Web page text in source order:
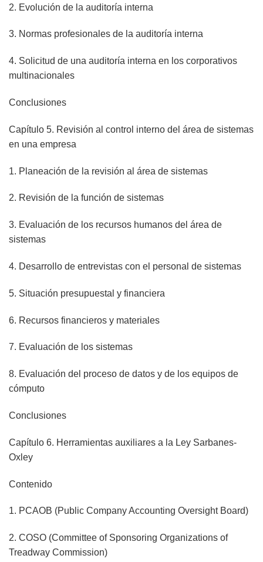
2. Evolución de la auditoría interna
3. Normas profesionales de la auditoría interna
4. Solicitud de una auditoría interna en los corporativos
multinacionales
Conclusiones
Capítulo 5. Revisión al control interno del área de sistemas
en una empresa
1. Planeación de la revisión al área de sistemas
2. Revisión de la función de sistemas
3. Evaluación de los recursos humanos del área de
sistemas
4. Desarrollo de entrevistas con el personal de sistemas
5. Situación presupuestal y financiera
6. Recursos financieros y materiales
7. Evaluación de los sistemas
8. Evaluación del proceso de datos y de los equipos de
cómputo
Conclusiones
Capítulo 6. Herramientas auxiliares a la Ley Sarbanes-
Oxley
Contenido
1. PCAOB (Public Company Accounting Oversight Board)
2. COSO (Committee of Sponsoring Organizations of
Treadway Commission)